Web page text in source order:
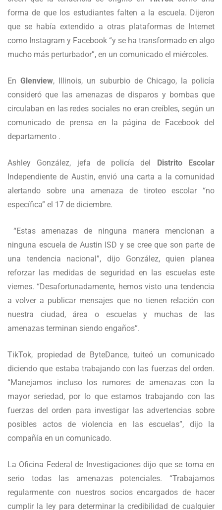
forma de que los estudiantes falten a la escuela. Dijeron
que se había extendido a otras plataformas de Internet
como Instagram y Facebook “y se ha transformado en algo
mucho más perturbador”, en un comunicado el miércoles.
En Glenview, Illinois, un suburbio de Chicago, la policía
consideró que las amenazas de disparos y bombas que
circulaban en las redes sociales no eran creíbles, según un
comunicado de prensa en la página de Facebook del
departamento .
Ashley González, jefa de policía del Distrito Escolar
Independiente de Austin, envió una carta a la comunidad
alertando sobre una amenaza de tiroteo escolar “no
específica” el 17 de diciembre.
“Estas amenazas de ninguna manera mencionan a
ninguna escuela de Austin ISD y se cree que son parte de
una tendencia nacional”, dijo González, quien planea
reforzar las medidas de seguridad en las escuelas este
viernes. “Desafortunadamente, hemos visto una tendencia
a volver a publicar mensajes que no tienen relación con
nuestra ciudad, área o escuelas y muchas de las
amenazas terminan siendo engaños”.
TikTok, propiedad de ByteDance, tuiteó un comunicado
diciendo que estaba trabajando con las fuerzas del orden.
“Manejamos incluso los rumores de amenazas con la
mayor seriedad, por lo que estamos trabajando con las
fuerzas del orden para investigar las advertencias sobre
posibles actos de violencia en las escuelas”, dijo la
compañía en un comunicado.
La Oficina Federal de Investigaciones dijo que se toma en
serio todas las amenazas potenciales. “Trabajamos
regularmente con nuestros socios encargados de hacer
cumplir la ley para determinar la credibilidad de cualquier